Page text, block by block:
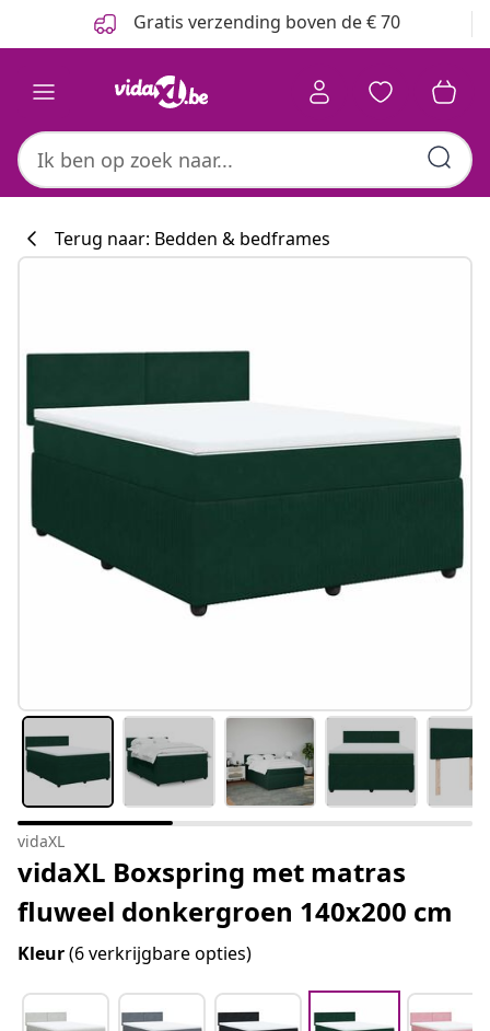
Gratis verzending boven de € 70
Terug naar: Bedden & bedframes
vidaXL
vidaXL Boxspring met matras
fluweel donkergroen 140x200 cm
Kleur(6 verkrijgbare opties)